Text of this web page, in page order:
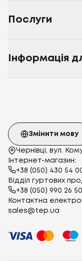
Послуги
Інформація
Чернівці, вул.
Інтернет-магазин:
+38 (050) 430 54
Відділ гуртових
+38 (050) 990 26 50
Контактна
sales@tep.ua
Змінити мову